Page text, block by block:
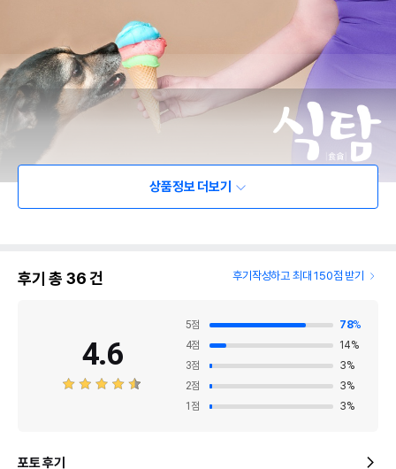
상품정보 더보기
후기 총 36건 후기작성하고 최대 150점 받기
4.6
5점 78%
4점 14%
3점 3%
2점 3%
1 점 3%
포토 후기